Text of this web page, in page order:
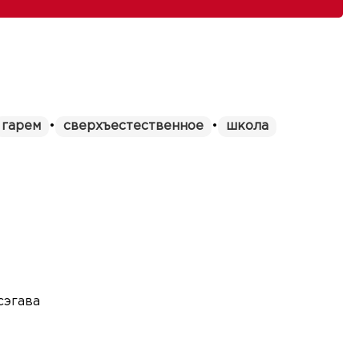
гарем • сверхъестественное • школа